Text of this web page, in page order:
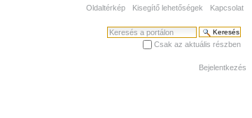
Oldaltérkép Kisegítő lehetőségek Kapcsolat
Keresés
Csak az aktuális részben
Bejelentkezés